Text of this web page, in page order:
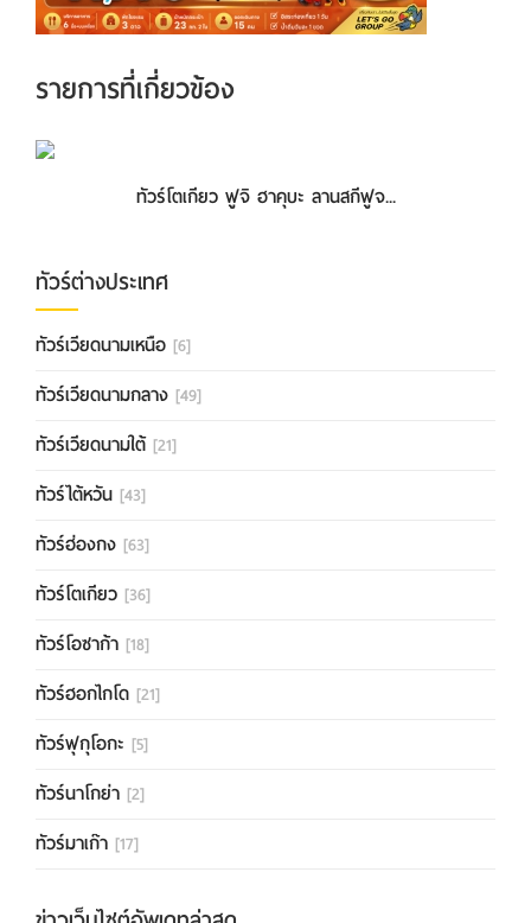
รายการที่เกี่ยวข้อง
ทัวร์โตเกียว ฟูจิ ฮาคุบะ ลานสกีฟูจ...
ทัวร์ต่างประเทศ
ทัวร์เวียดนามเหนือ [6]
ทัวร์เวียดนามกลาง [49]
ทัวร์เวียดนามใต้ [21]
ทัวร์ไต้หวัน [43]
ทัวร์ฮ่องกง [63]
ทัวร์โตเกียว [36]
ทัวร์โอซาก้า [18]
ทัวร์ฮอกไกโด [21]
ทัวร์ฟุกุโอกะ [5]
ทัวร์นาโกย่า [2]
ทัวร์มาเก๊า [17]